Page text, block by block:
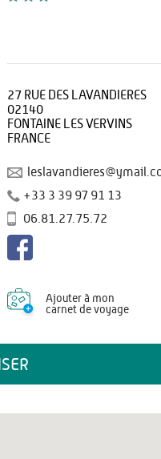
27 RUE DES LAVANDIERES
02140
FONTAINE LES VERVINS
FRANCE
+33 3 39 97 91 13
06.81.27.75.72
Ajouter à mon
carnet de voyage